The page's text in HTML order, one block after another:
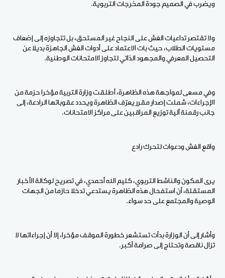
ويضرب في الصميم جودة المخرجات التربوية.
ولا تقتصر تداعيات الغش على النجاح غير المستحق، بل تتجاوزه إلى إضعاف
مستويات الطلاب، حيث بات الاعتماد على أدوات الغش الجاهزة بديلا عن
التحصيل المعرفي والمجهود الذاتي لتجاوز الامتحانات الوطنية.
وفي مسعى لمواجهة هذه الظاهرة، أطلقت وزارة التربية مؤخرا حزمة من
الإجراءات، شملت إصدار مقرر يعرّف الظاهرة ويحدد عقوباتها الرادعة، إلى
جانب رقمنة آلية توزيع المراقبين على مراكز الامتحانات.
واقع الغش ودعوات لتحرك رادع
يرى المكون والناشط التربوي، كليم الله أحمدي، في تصريح لوكالة الأخبار
المستقلة، أن استفحال هذه الظاهرة يستدعي تدخلا حازما من الجهات
الوصية والمجتمع على حد سواء.
وأشار إلى أن الوزارة بدأت تستشعر خطورة الموقف مؤخرا، إلا أن إجراءاتها لا
تزال ناقصة وتحتاج إلى صرامة أكبر.